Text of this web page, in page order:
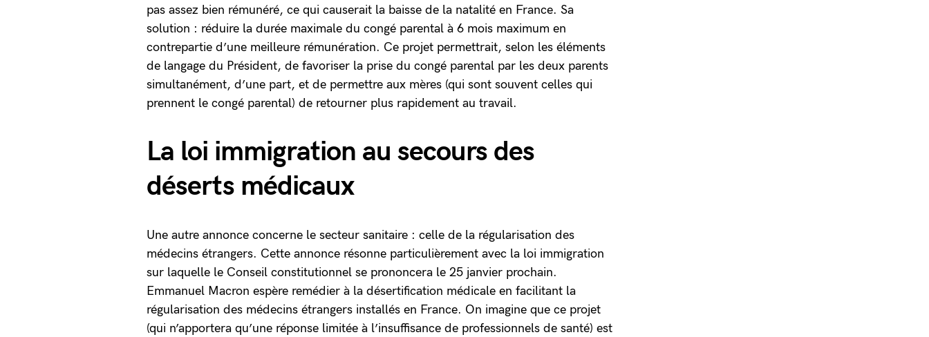
pas assez bien rémunéré, ce qui causerait la baisse de la natalité en France. Sa
solution : réduire la durée maximale du congé parental à 6 mois maximum en
contrepartie d’une meilleure rémunération. Ce projet permettrait, selon les éléments
de langage du Président, de favoriser la prise du congé parental par les deux parents
simultanément, d’une part, et de permettre aux mères (qui sont souvent celles qui
prennent le congé parental) de retourner plus rapidement au travail.
La loi immigration au secours des
déserts médicaux
Une autre annonce concerne le secteur sanitaire : celle de la régularisation des
médecins étrangers. Cette annonce résonne particulièrement avec la loi immigration
sur laquelle le Conseil constitutionnel se prononcera le 25 janvier prochain.
Emmanuel Macron espère remédier à la désertification médicale en facilitant la
régularisation des médecins étrangers installés en France. On imagine que ce projet
(qui n’apportera qu’une réponse limitée à l’insuffisance de professionnels de santé) est